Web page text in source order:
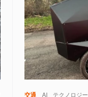
交通 AI テクノロジー